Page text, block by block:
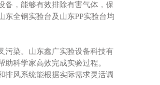
备，能够有效排除有害气体，保
全钢实验台及山东PP实验台均
污染。山东鑫广实验设备科技有
科学家高效完成实验过程。
排风系统能根据实际需求灵活调